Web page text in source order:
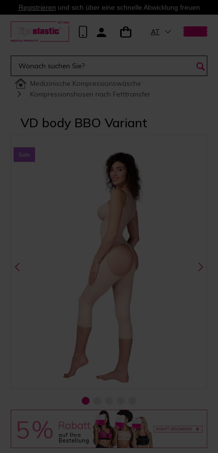
Registrieren und sich über eine schnelle Abwicklung freuen
AT
Medizinische Kompressionswäsche
Kompressionshosen nach Fetttransfer
VD body BBO Variant